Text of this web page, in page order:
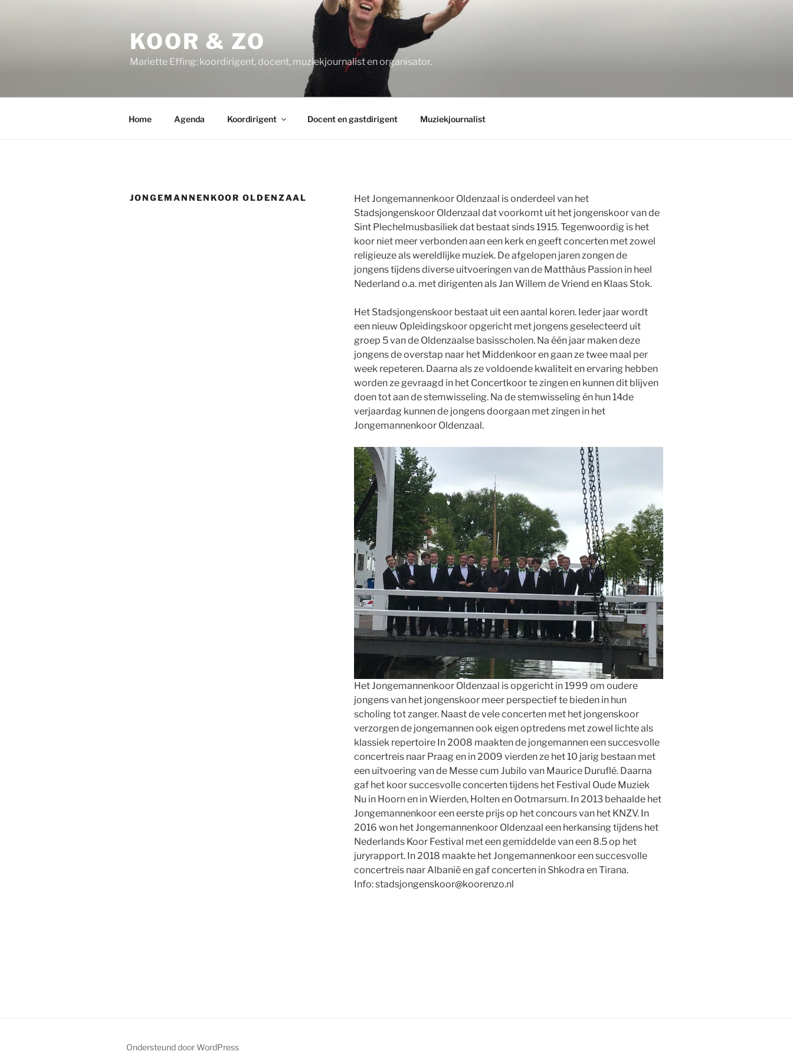
KOOR & ZO
Mariette Effing: koordirigent, docent, muziekjournalist en organisator.
Home Agenda Koordirigent Docent en gastdirigent Muziekjournalist
JONGEMANNENKOOR OLDENZAAL
Het Jongemannenkoor Oldenzaal is onderdeel van het
Stadsjongenskoor Oldenzaal dat voorkomt uit het jongenskoor van de
Sint Plechelmusbasiliek dat bestaat sinds 1915. Tegenwoordig is het
koor niet meer verbonden aan een kerk en geeft concerten met zowel
religieuze als wereldlijke muziek. De afgelopen jaren zongen de
jongens tijdens diverse uitvoeringen van de Matthäus Passion in heel
Nederland o.a. met dirigenten als Jan Willem de Vriend en Klaas Stok.
Het Stadsjongenskoor bestaat uit een aantal koren. Ieder jaar wordt
een nieuw Opleidingskoor opgericht met jongens geselecteerd uit
groep 5 van de Oldenzaalse basisscholen. Na één jaar maken deze
jongens de overstap naar het Middenkoor en gaan ze twee maal per
week repeteren. Daarna als ze voldoende kwaliteit en ervaring hebben
worden ze gevraagd in het Concertkoor te zingen en kunnen dit blijven
doen tot aan de stemwisseling. Na de stemwisseling én hun 14de
verjaardag kunnen de jongens doorgaan met zingen in het
Jongemannenkoor Oldenzaal.
Het Jongemannenkoor Oldenzaal is opgericht in 1999 om oudere
jongens van het jongenskoor meer perspectief te bieden in hun
scholing tot zanger. Naast de vele concerten met het jongenskoor
verzorgen de jongemannen ook eigen optredens met zowel lichte als
klassiek repertoire In 2008 maakten de jongemannen een succesvolle
concertreis naar Praag en in 2009 vierden ze het 10 jarig bestaan met
een uitvoering van de Messe cum Jubilo van Maurice Duruflé. Daarna
gaf het koor succesvolle concerten tijdens het Festival Oude Muziek
Nu in Hoorn en in Wierden, Holten en Ootmarsum. In 2013 behaalde het
Jongemannenkoor een eerste prijs op het concours van het KNZV. In
2016 won het Jongemannenkoor Oldenzaal een herkansing tijdens het
Nederlands Koor Festival met een gemiddelde van een 8.5 op het
juryrapport. In 2018 maakte het Jongemannenkoor een succesvolle
concertreis naar Albanië en gaf concerten in Shkodra en Tirana.
Info: stadsjongenskoor@koorenzo.nl
Ondersteund door WordPress